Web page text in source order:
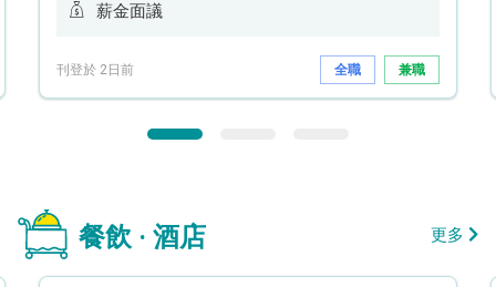
薪金面議
刊登於 2日前 全職 兼職
餐飲 · 酒店 更多